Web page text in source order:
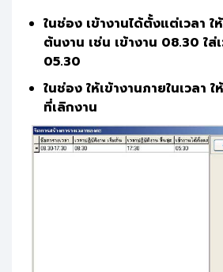
ในช่อง เข้างานได้ตั้งแต่เวลา ใ
ต้นงาน เช่น เข้างาน 08.30 ใส่เ
05.30
ในช่อง ให้เข้างานภายในเวลา ใ
ที่เลิกงาน